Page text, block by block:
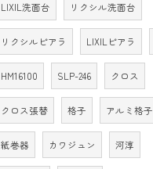
LIXIL洗面台 リクシル洗面台
リクシルピアラ LIXILピアラ
HM16100 SLP-246 クロス
クロス張替 格子 アルミ格子
紙巻器 カワジュン 河淳